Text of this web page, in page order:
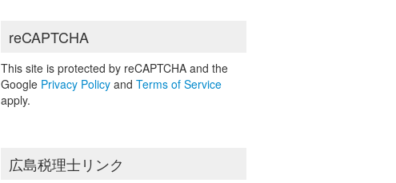
reCAPTCHA
This site is protected by reCAPTCHA and the
Google Privacy Policy andTerms of Service
apply.
広島税理士リンク